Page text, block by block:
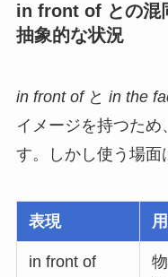
in front of との混
抽象的な状況
in front ofと in the
イメージを持つた
す。しかし使う場面
表現
in front of